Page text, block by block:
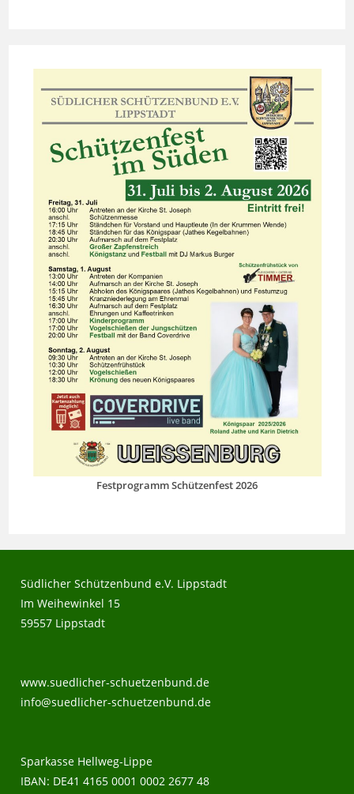
Festprogramm Schützenfest 2026
Südlicher Schützenbund e.V. Lippstadt
Im Weihewinkel 15
59557 Lippstadt
www.suedlicher-schuetzenbund.de
info@suedlicher-schuetzenbund.de
Sparkasse Hellweg-Lippe
IBAN: DE41 4165 0001 0002 2677 48